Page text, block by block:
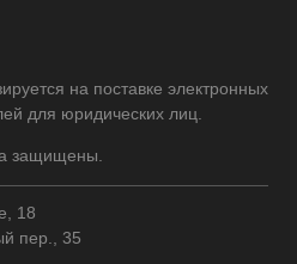
на поставке электронных
для юридических лиц.
защищены.
18
пер., 35